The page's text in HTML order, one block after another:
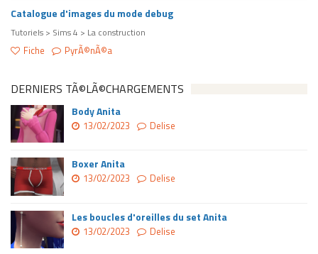
Catalogue d'images du mode debug
Tutoriels > Sims 4 > La construction
Fiche PyrÃ©nÃ©a
DERNIERS TÃ©LÃ©CHARGEMENTS
Body Anita
13/02/2023 Delise
Boxer Anita
13/02/2023 Delise
Les boucles d'oreilles du set Anita
13/02/2023 Delise